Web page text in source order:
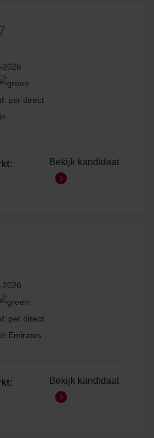
2026
per direct
Bekijk kandidaat
2026
per direct
Emirates
Bekijk kandidaat